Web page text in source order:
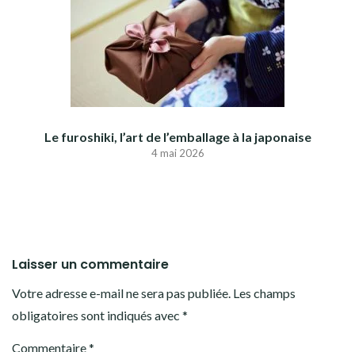
Le furoshiki, l’art de l’emballage à la japonaise
4 mai 2026
Laisser un commentaire
Votre adresse e-mail ne sera pas publiée. Les champs
obligatoires sont indiqués avec *
Commentaire*